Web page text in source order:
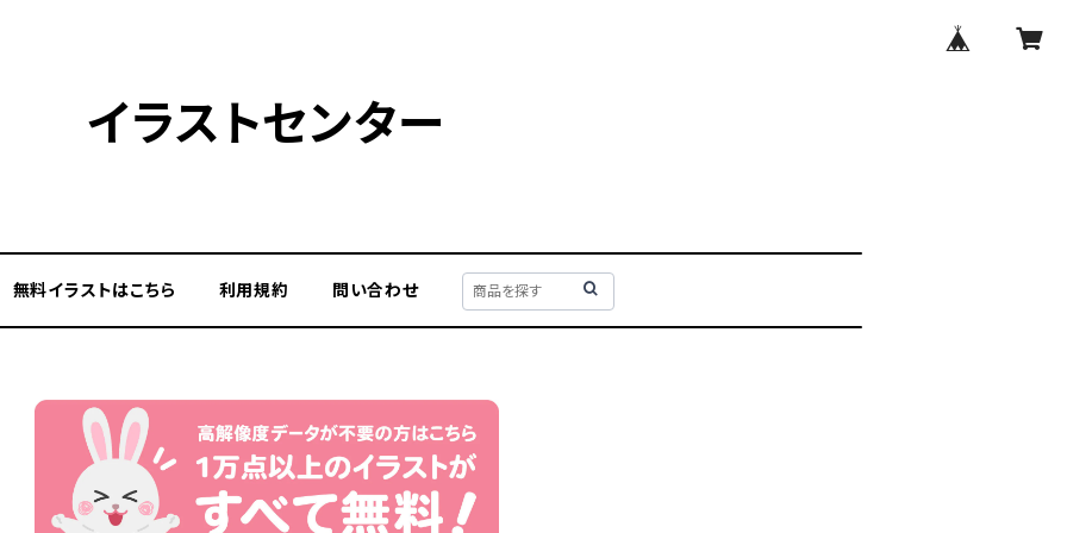
イラストセンター
無料イラストはこちら 利用規約 問い合わせ